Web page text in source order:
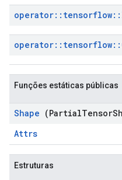
operator:: tensorflow::
operator:: tensorflow::
Funções estáticas públicas
Shape (PartialTensor
Attrs
Estruturas